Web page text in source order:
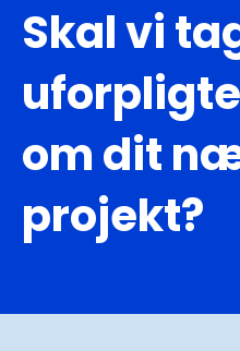
Skal vi
om dit
projekt?